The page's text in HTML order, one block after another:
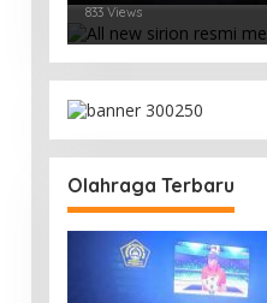
833 Views
Olahraga Terbaru